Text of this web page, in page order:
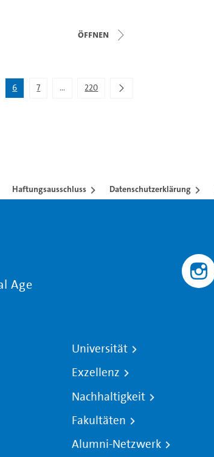
Öffnen
Navigieren mit TAB-Taste.
6 7 ...Zwischenseiten Navigieren mit TAB-Taste.
220
Haftungsausschluss Datenschutzerklärung
Age
Universität
Exzellenz
Nachhaltigkeit
Fakultäten
Alumni-Netzwerk